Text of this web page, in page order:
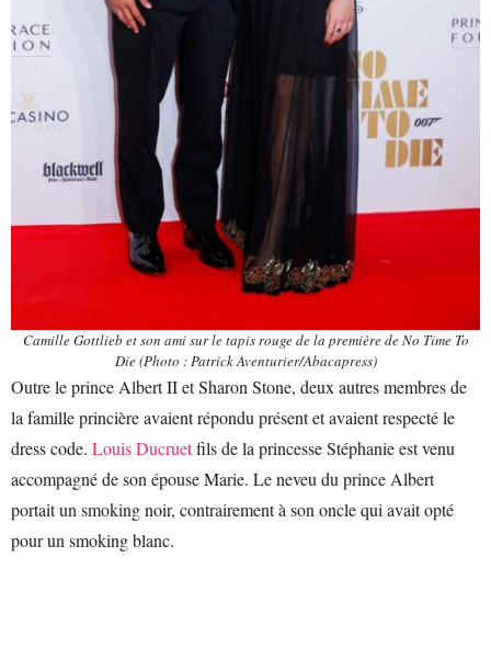
Camille Gottlieb et son ami sur le tapis rouge de la première de No Time To
Die (Photo : Patrick Aventurier/Abacapress)
Outre le prince Albert II et Sharon Stone, deux autres membres de
la famille princière avaient répondu présent et avaient respecté le
dress code. Louis Ducruetfils de la princesse Stéphanie est venu
accompagné de son épouse Marie. Le neveu du prince Albert
portait un smoking noir, contrairement à son oncle qui avait opté
pour un smoking blanc.